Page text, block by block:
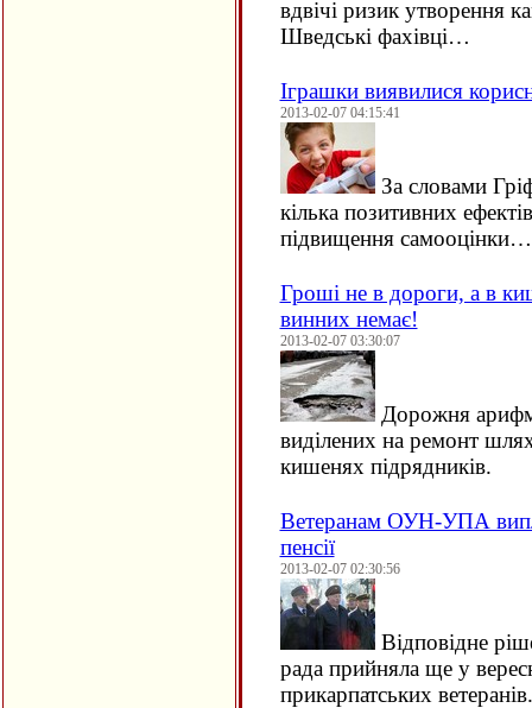
вдвічі ризик утворення
Шведські фахівці…
Іграшки виявилися
2013-02-07 04:15:41
За словами
кілька позитивних
підвищення самооцінки…
Гроші не в дороги, а в
винних немає!
2013-02-07 03:30:07
Дорожня
виділених на ремонт
кишенях підрядників.
Ветеранам ОУН-УПА
пенсії
2013-02-07 02:30:56
Відповідне
рада прийняла ще у
прикарпатських ветеранів.